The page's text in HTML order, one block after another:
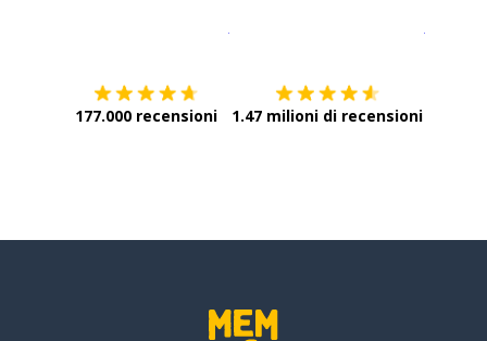
177.000 recensioni 1.47 milioni di recensioni